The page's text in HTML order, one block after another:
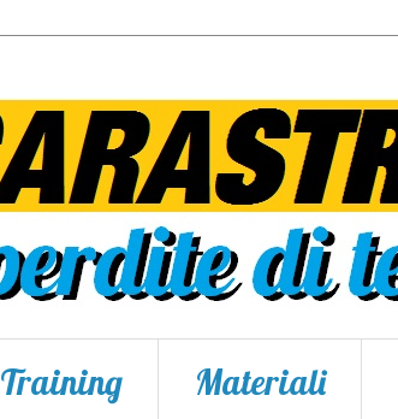
Training Materiali